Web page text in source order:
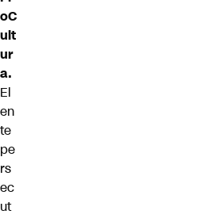
oC
ult
ur
a.
El
en
te
pe
rs
ec
ut